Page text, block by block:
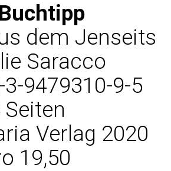
dem Jenseits
Saracco
3-9479310-9-5
Seiten
Verlag 2020
19,50